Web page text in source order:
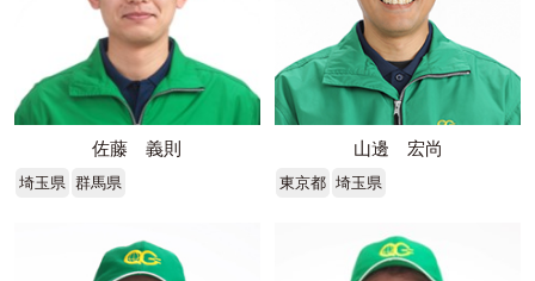
佐藤 義則
埼玉県 群馬県
山邊 宏尚
東京都 埼玉県